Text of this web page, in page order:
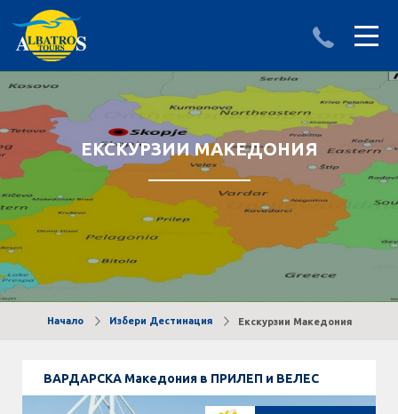
ДЕСТИНАЦИИ
АЛБАНИЯ
БЪЛГАРИЯ
ГЪРЦИЯ
ТУРЦИЯ
Круизи
Оферти За Нова Година
ИЗПРАТИ ЗАПИТВАНЕ
ЕКСКУРЗИИ МАКЕДОНИЯ
Начало Избери Дестинация Екскурзии Македония
ВАРДАРСКА Македония в ПРИЛЕП и ВЕЛЕС